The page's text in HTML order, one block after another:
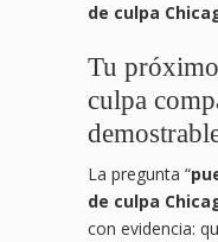
de culpa
Tu
culpa
La pregunta “
de culpa
con evidencia: